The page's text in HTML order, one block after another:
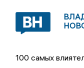
100 самых